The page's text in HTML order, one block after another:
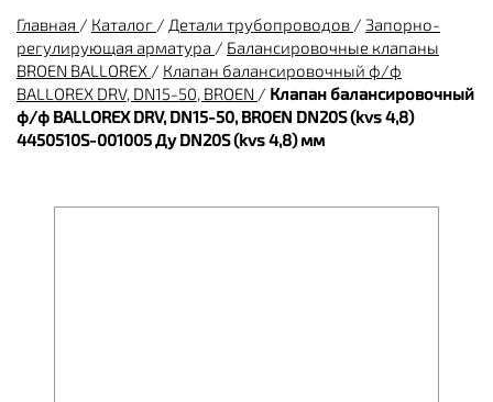
Главная / Каталог / Детали трубопроводов / Запорно-
регулирующая арматура / Балансировочные клапаны
BROEN BALLOREX / Клапан балансировочный ф/ф
BALLOREX DRV, DN15-50, BROEN / Клапан балансировочный
ф/ф BALLOREX DRV, DN15-50, BROEN DN20S (kvs 4,8)
4450510S-001005 Ду DN20S (kvs 4,8) мм